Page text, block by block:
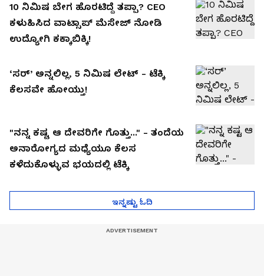
10 ನಿಮಿಷ ಬೇಗ ಹೊರಟಿದ್ದೆ ತಪ್ಪಾ? CEO
ಕಳುಹಿಸಿದ ವಾಟ್ಸಾಪ್ ಮೆಸೇಜ್ ನೋಡಿ
ಉದ್ಯೋಗಿ ಕಕ್ಕಾಬಿಕ್ಕಿ!
‘ಸರ್’ ಅನ್ನಲಿಲ್ಲ, 5 ನಿಮಿಷ ಲೇಟ್ - ಟೆಕ್ಕಿ
ಕೆಲಸವೇ ಹೋಯ್ತು!
"ನನ್ನ ಕಷ್ಟ ಆ ದೇವರಿಗೇ ಗೊತ್ತು..." - ತಂದೆಯ
ಅನಾರೋಗ್ಯದ ಮಧ್ಯೆಯೂ ಕೆಲಸ
ಕಳೆದುಕೊಳ್ಳುವ ಭಯದಲ್ಲಿ ಟೆಕ್ಕಿ
ಇನ್ನಷ್ಟು ಓದಿ